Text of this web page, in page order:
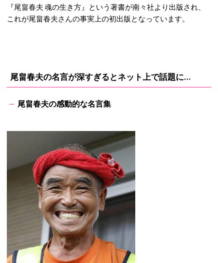
『尾畠春夫 魂の生き方』という著書が南々社より出版され、
これが尾畠春夫さんの事実上の初出版となっています。
尾畠春夫の名言が深すぎるとネット上で話題に…
尾畠春夫の感動的な名言集